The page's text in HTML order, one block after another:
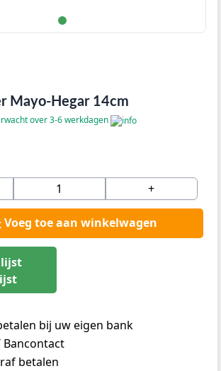
Mayo-Hegar 14cm
over 3-6 werkdagen
+
Voeg toe aan winkelwagen